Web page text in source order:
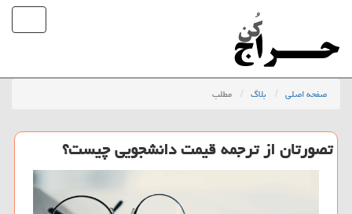
صفحه اصلی بلاگ مطلب
تصورتان از ترجمه قیمت دانشجویی چیست؟